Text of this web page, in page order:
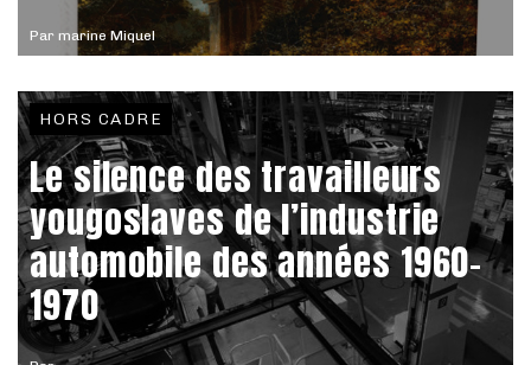
Par marine Miquel
HORS CADRE
Le silence des travailleurs
yougoslaves de l’industrie
automobile des années 1960-
1970